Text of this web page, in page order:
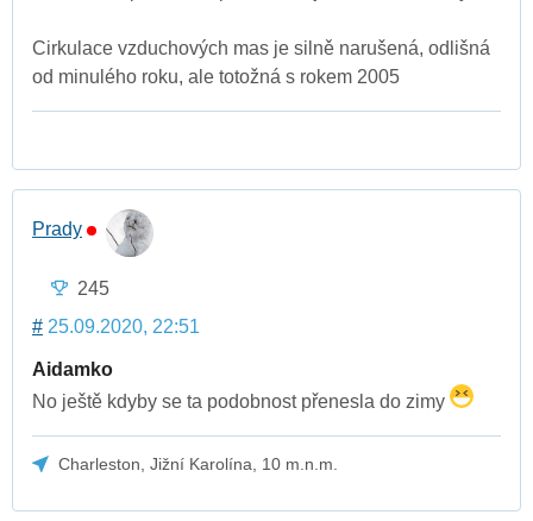
Cirkulace vzduchových mas je silně narušená, odlišná
od minulého roku, ale totožná s rokem 2005
Prady
245
# 25.09.2020, 22:51
Aidamko
No ještě kdyby se ta podobnost přenesla do zimy
Charleston, Jižní Karolína, 10 m.n.m.